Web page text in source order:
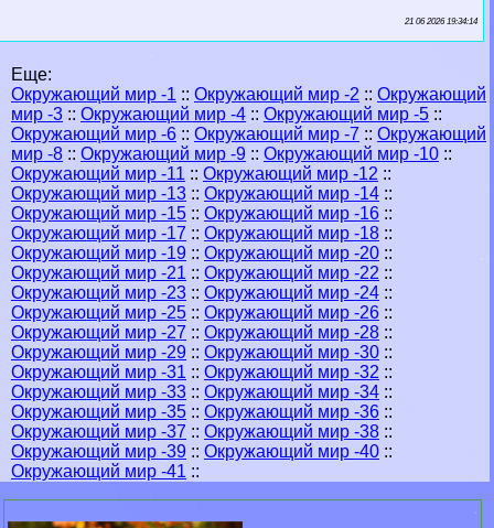
21 06 2026 19:34:14
Еще:
Окружающий мир -1 :: Окружающий мир -2 :: Окружающий
мир -3 :: Окружающий мир -4 :: Окружающий мир -5 ::
Окружающий мир -6 :: Окружающий мир -7 :: Окружающий
мир -8 :: Окружающий мир -9 :: Окружающий мир -10 ::
Окружающий мир -11 :: Окружающий мир -12 ::
Окружающий мир -13 :: Окружающий мир -14 ::
Окружающий мир -15 :: Окружающий мир -16 ::
Окружающий мир -17 :: Окружающий мир -18 ::
Окружающий мир -19 :: Окружающий мир -20 ::
Окружающий мир -21 :: Окружающий мир -22 ::
Окружающий мир -23 :: Окружающий мир -24 ::
Окружающий мир -25 :: Окружающий мир -26 ::
Окружающий мир -27 :: Окружающий мир -28 ::
Окружающий мир -29 :: Окружающий мир -30 ::
Окружающий мир -31 :: Окружающий мир -32 ::
Окружающий мир -33 :: Окружающий мир -34 ::
Окружающий мир -35 :: Окружающий мир -36 ::
Окружающий мир -37 :: Окружающий мир -38 ::
Окружающий мир -39 :: Окружающий мир -40 ::
Окружающий мир -41 ::